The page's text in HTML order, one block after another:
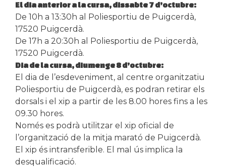
El dia anterior a la cursa, dissabte 7 d’octubre:
De 10h a 13:30h al Poliesportiu de Puigcerdà,
17520 Puigcerdà.
De 17h a 20:30h al Poliesportiu de Puigcerdà,
17520 Puigcerdà.
Dia de la cursa, diumenge 8 d’octubre:
El dia de l’esdeveniment, al centre organitzatiu
Poliesportiu de Puigcerdà, es podran retirar els
dorsals i el xip a partir de les 8.00 hores fins a les
09.30 hores.
Només es podrà utilitzar el xip oficial de
l’organització de la mitja marató de Puigcerdà.
El xip és intransferible. El mal ús implica la
desqualificació.